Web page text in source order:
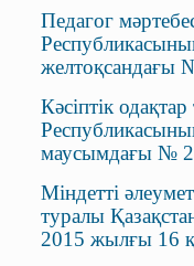
Педагог
желтоқсандағы
Кәсiптiк
маусымдағы №
Міндетті
туралы
2015 жылғы 16